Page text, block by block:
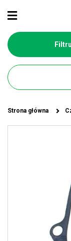
Strona główna